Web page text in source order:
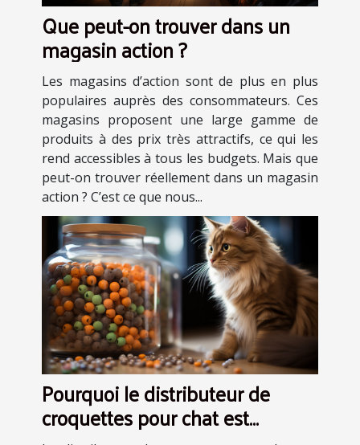
Que peut-on trouver dans un
magasin action ?
Les magasins d’action sont de plus en plus
populaires auprès des consommateurs. Ces
magasins proposent une large gamme de
produits à des prix très attractifs, ce qui les
rend accessibles à tous les budgets. Mais que
peut-on trouver réellement dans un magasin
action ? C’est ce que nous...
Pourquoi le distributeur de
croquettes pour chat est